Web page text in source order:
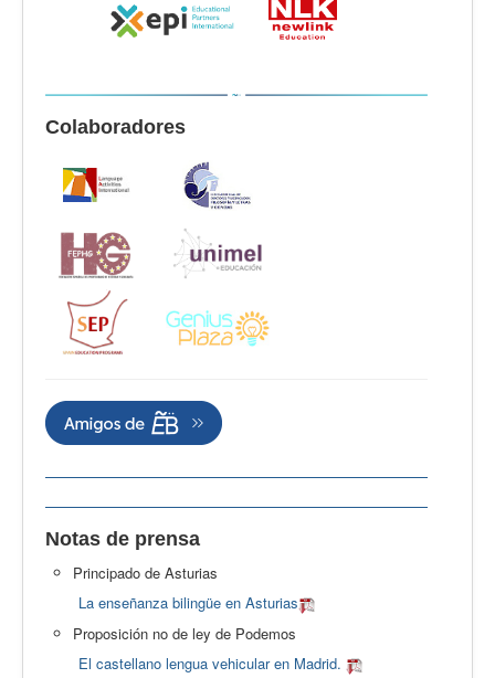
Colaboradores
Notas de prensa
Principado de Asturias
La enseñanza bilingüe en Asturias
Proposición no de ley de Podemos
El castellano lengua vehicular en Madrid.